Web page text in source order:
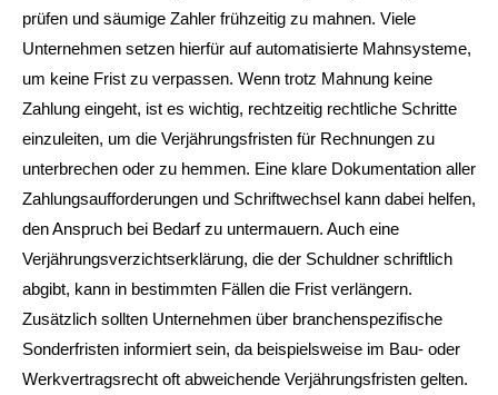
prüfen und säumige Zahler frühzeitig zu mahnen. Viele
Unternehmen setzen hierfür auf automatisierte Mahnsysteme,
um keine Frist zu verpassen. Wenn trotz Mahnung keine
Zahlung eingeht, ist es wichtig, rechtzeitig rechtliche Schritte
einzuleiten, um die Verjährungsfristen für Rechnungen zu
unterbrechen oder zu hemmen. Eine klare Dokumentation aller
Zahlungsaufforderungen und Schriftwechsel kann dabei helfen,
den Anspruch bei Bedarf zu untermauern. Auch eine
Verjährungsverzichtserklärung, die der Schuldner schriftlich
abgibt, kann in bestimmten Fällen die Frist verlängern.
Zusätzlich sollten Unternehmen über branchenspezifische
Sonderfristen informiert sein, da beispielsweise im Bau- oder
Werkvertragsrecht oft abweichende Verjährungsfristen gelten.